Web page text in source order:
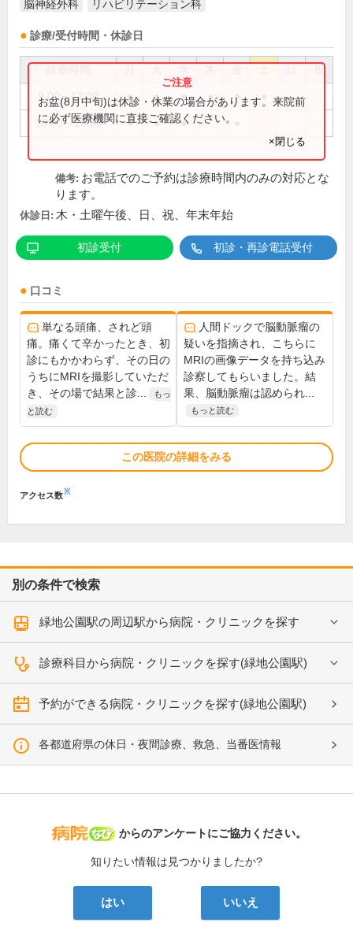
脳神経外科 リハビリテーション科
診療/受付時間・休診日
祝
9:00～12:30 ● ● ● ● ●
15:00～18:30 ● ● ●
お盆(8月中旬)は休診・休業の場合があります。来院前
に必ず医療機関に直接ご確認ください。
×閉じる
備考: お電話でのご予約は診療時間内のみの対応とな
ります。
休診日: 木・土曜午後、日、祝、年末年始
初診受付 初診・再診電話受付
口コミ
単なる頭痛、されど頭
痛。痛くて辛かったとき、初
診にもかかわらず、その日の
うちにMRIを撮影していただ
き、その場で結果と診...
もっ
と読む
人間ドックで脳動脈瘤の
疑いを指摘され、こちらに
MRIの画像データを持ち込み
診察してもらいました。結
果、脳動脈瘤は認められ...
もっと読む
この医院の詳細をみる
アクセス数※
別の条件で検索
緑地公園駅の周辺駅から病院・クリニックを探す
診療科目から病院・クリニックを探す(緑地公園駅)
予約ができる病院・クリニックを探す(緑地公園駅)
各都道府県の休日・夜間診療、救急、当番医情報
病院なび
からのアンケートにご協力ください。
知りたい情報は見つかりましたか?
はい いいえ